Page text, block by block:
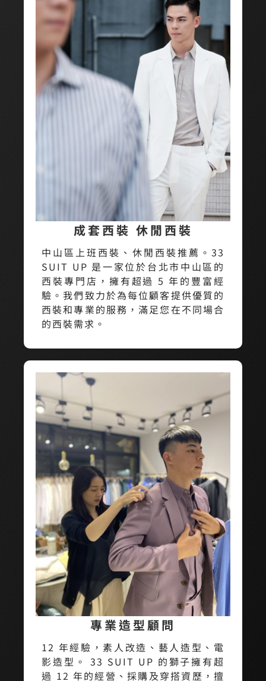
成套西裝 休閒西裝
中山區上班西裝、休閒西裝推薦。33
SUIT UP 是一家位於台北市中山區的
西裝專門店，擁有超過 5 年的豐富經
驗。我們致力於為每位顧客提供優質的
西裝和專業的服務，滿足您在不同場合
的西裝需求。
專業造型顧問
12 年經驗，素人改造、藝人造型、電
影造型。 33 SUIT UP 的獅子擁有超
過 12 年的經營、採購及穿搭資歷，擅